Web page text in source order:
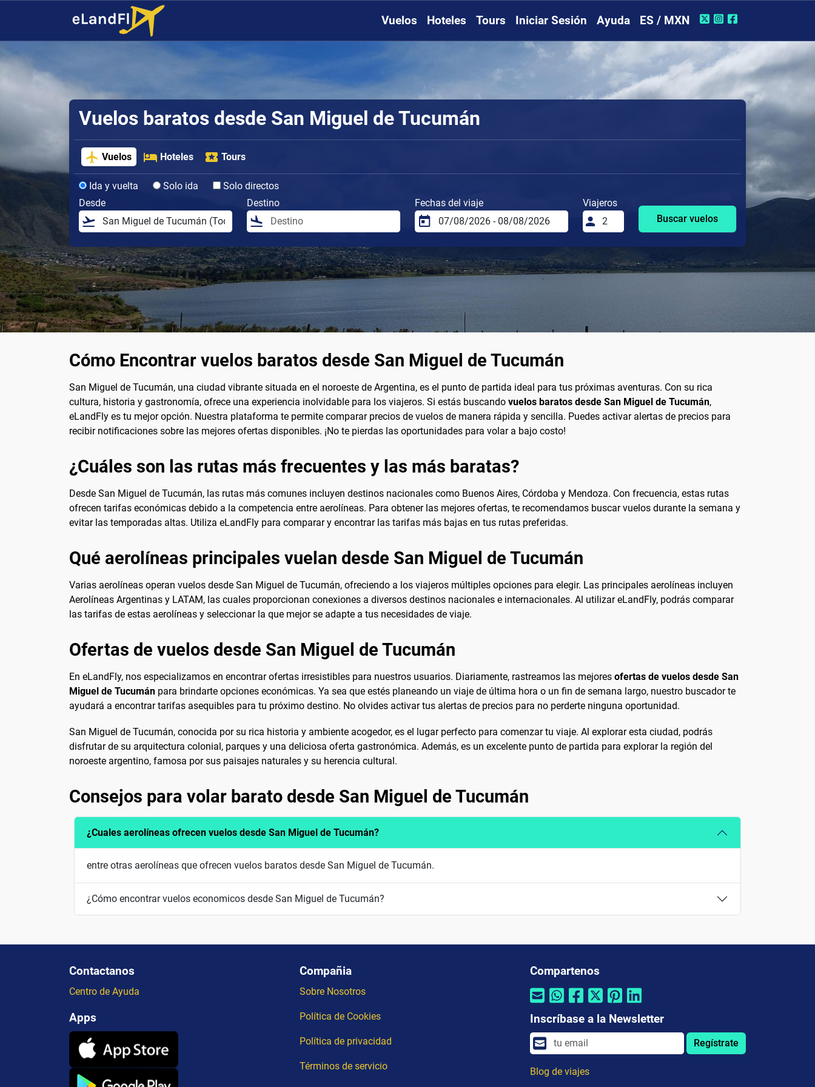
Vuelos Hoteles Tours Iniciar Sesión Ayuda ES / MXN
Vuelos baratos desde San Miguel de Tucumán
Vuelos Hoteles Tours
Ida y vuelta Solo ida
Solo directos
Desde
Destino Fechas del viaje
Viajeros
Buscar vuelos
Cómo Encontrar vuelos baratos desde San Miguel de Tucumán
San Miguel de Tucumán, una ciudad vibrante situada en el noroeste de Argentina, es el punto de partida ideal para tus próximas aventuras. Con su rica
cultura, historia y gastronomía, ofrece una experiencia inolvidable para los viajeros. Si estás buscando vuelos baratos desde San Miguel de Tucumán,
eLandFly es tu mejor opción. Nuestra plataforma te permite comparar precios de vuelos de manera rápida y sencilla. Puedes activar alertas de precios para
recibir notificaciones sobre las mejores ofertas disponibles. ¡No te pierdas las oportunidades para volar a bajo costo!
¿Cuáles son las rutas más frecuentes y las más baratas?
Desde San Miguel de Tucumán, las rutas más comunes incluyen destinos nacionales como Buenos Aires, Córdoba y Mendoza. Con frecuencia, estas rutas
ofrecen tarifas económicas debido a la competencia entre aerolíneas. Para obtener las mejores ofertas, te recomendamos buscar vuelos durante la semana y
evitar las temporadas altas. Utiliza eLandFly para comparar y encontrar las tarifas más bajas en tus rutas preferidas.
Qué aerolíneas principales vuelan desde San Miguel de Tucumán
Varias aerolíneas operan vuelos desde San Miguel de Tucumán, ofreciendo a los viajeros múltiples opciones para elegir. Las principales aerolíneas incluyen
Aerolíneas Argentinas y LATAM, las cuales proporcionan conexiones a diversos destinos nacionales e internacionales. Al utilizar eLandFly, podrás comparar
las tarifas de estas aerolíneas y seleccionar la que mejor se adapte a tus necesidades de viaje.
Ofertas de vuelos desde San Miguel de Tucumán
En eLandFly, nos especializamos en encontrar ofertas irresistibles para nuestros usuarios. Diariamente, rastreamos las mejores ofertas de vuelos desde San
Miguel de Tucumán para brindarte opciones económicas. Ya sea que estés planeando un viaje de última hora o un fin de semana largo, nuestro buscador te
ayudará a encontrar tarifas asequibles para tu próximo destino. No olvides activar tus alertas de precios para no perderte ninguna oportunidad.
San Miguel de Tucumán, conocida por su rica historia y ambiente acogedor, es el lugar perfecto para comenzar tu viaje. Al explorar esta ciudad, podrás
disfrutar de su arquitectura colonial, parques y una deliciosa oferta gastronómica. Además, es un excelente punto de partida para explorar la región del
noroeste argentino, famosa por sus paisajes naturales y su herencia cultural.
Consejos para volar barato desde San Miguel de Tucumán
¿Cuales aerolíneas ofrecen vuelos desde San Miguel de Tucumán?
entre otras aerolíneas que ofrecen vuelos baratos desde San Miguel de Tucumán.
¿Cómo encontrar vuelos economicos desde San Miguel de Tucumán?
Contactanos
Centro de Ayuda
Apps
Compañia
Sobre Nosotros
Política de Cookies
Política de privacidad
Términos de servicio
Compartenos
Inscríbase a la Newsletter
Regístrate
Blog de viajes